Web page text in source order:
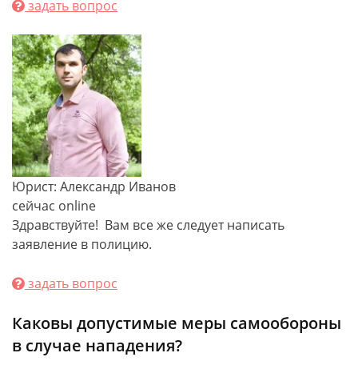
задать вопрос
Юрист: Александр Иванов
сейчас online
Здравствуйте! Вам все же следует написать
заявление в полицию.
задать вопрос
Каковы допустимые меры самообороны
в случае нападения?